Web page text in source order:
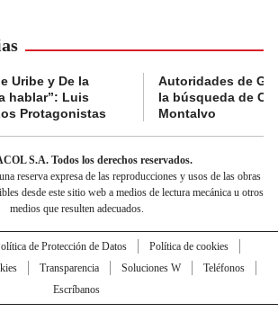
Uribe y De la
hablar”: Luis
Protagonistas
Autoridades de
la búsqueda de
Montalvo
S.A. Todos los derechos reservados.
reserva expresa de las reproducciones y usos de las obras
desde este sitio web a medios de lectura mecánica u otros
medios que resulten adecuados.
de Protección de Datos
Política de cookies
Transparencia Soluciones W
Teléfonos
Escríbanos